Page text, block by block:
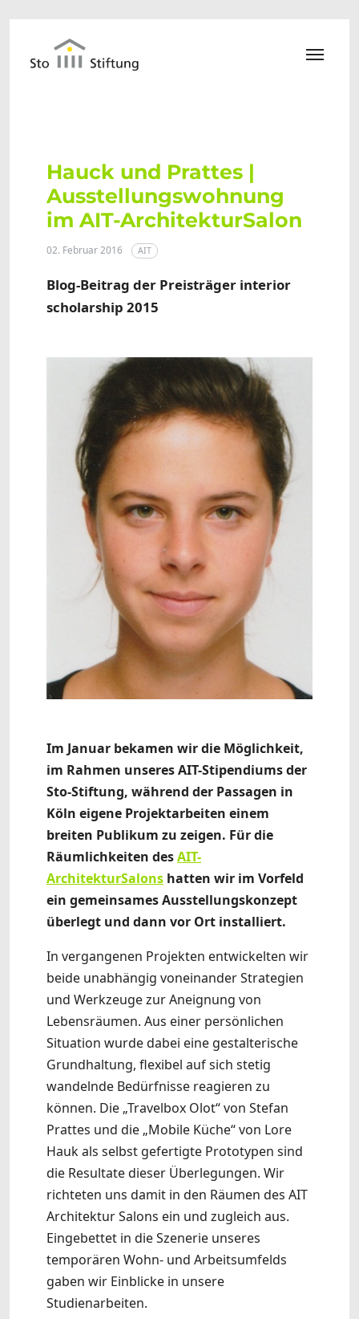
Hauck und Prattes |
Ausstellungswohnung
im AIT-ArchitekturSalon
02. Februar 2016 AIT
Blog-Beitrag der Preisträger interior
scholarship 2015
Im Januar bekamen wir die Möglichkeit,
im Rahmen unseres AIT-Stipendiums der
Sto-Stiftung, während der Passagen in
Köln eigene Projektarbeiten einem
breiten Publikum zu zeigen. Für die
Räumlichkeiten desAIT-
ArchitekturSalons hatten wir im Vorfeld
ein gemeinsames Ausstellungskonzept
überlegt und dann vor Ort installiert.
In vergangenen Projekten entwickelten wir
beide unabhängig voneinander Strategien
und Werkzeuge zur Aneignung von
Lebensräumen. Aus einer persönlichen
Situation wurde dabei eine gestalterische
Grundhaltung, flexibel auf sich stetig
wandelnde Bedürfnisse reagieren zu
können. Die „Travelbox Olot“ von Stefan
Prattes und die „Mobile Küche“ von Lore
Hauk als selbst gefertigte Prototypen sind
die Resultate dieser Überlegungen. Wir
richteten uns damit in den Räumen des AIT
Architektur Salons ein und zugleich aus.
Eingebettet in die Szenerie unseres
temporären Wohn- und Arbeitsumfelds
gaben wir Einblicke in unsere
Studienarbeiten.